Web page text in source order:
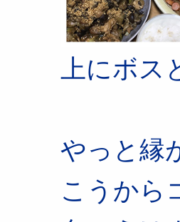
上にボ
やっと縁
こうから